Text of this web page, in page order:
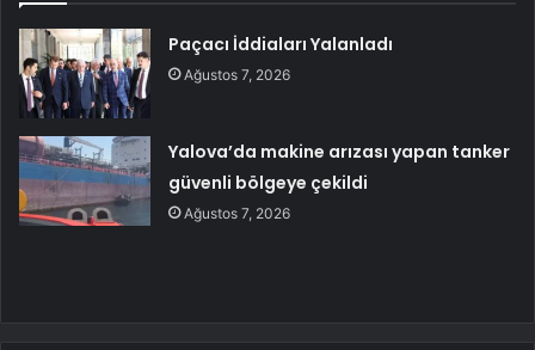
Paçacı İddiaları Yalanladı
Ağustos 7, 2026
Yalova’da makine arızası yapan tanker
güvenli bölgeye çekildi
Ağustos 7, 2026